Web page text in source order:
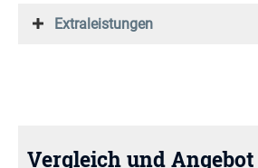
Extraleistungen
Vergleich und